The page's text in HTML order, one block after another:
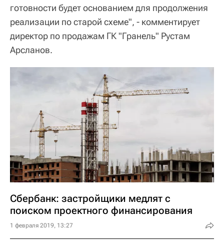
готовности будет основанием для продолжения
реализации по старой схеме", - комментирует
директор по продажам ГК "Гранель" Рустам
Арсланов.
Сбербанк: застройщики медлят с
поиском проектного финансирования
1 февраля 2019, 13:27